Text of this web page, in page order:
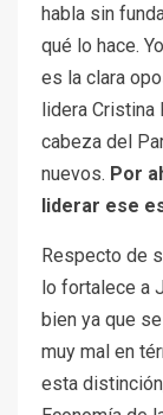
habla sin
qué lo hace.
es la clara
lidera Cristina
cabeza del
nuevos. Por
liderar ese
Respecto de
lo fortalece a
bien ya que
muy mal en
esta